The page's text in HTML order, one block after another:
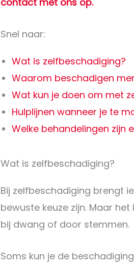
Snel naar:
Wat is zelfbeschadiging?
Waarom beschadigen
Wat kun je doen om met
Hulplijnen wanneer je te
Welke behandelingen zijn
Wat is zelfbeschadiging?
Bij zelfbeschadiging brengt
bewuste keuze zijn. Maar
bij dwang of door stemmen.
Soms kun je de